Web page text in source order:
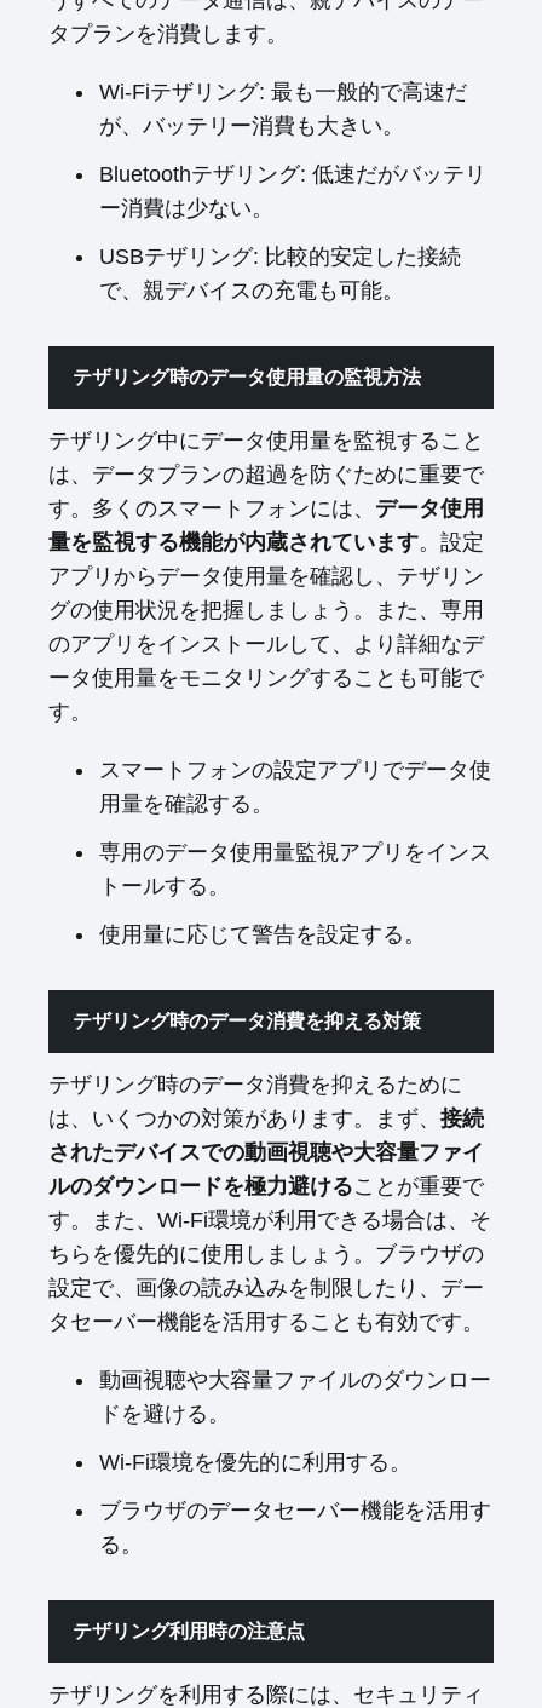
タプランを消費します。
Wi-Fiテザリング: 最も一般的で高速だ
が、バッテリー消費も大きい。
Bluetoothテザリング: 低速だがバッテリ
ー消費は少ない。
USBテザリング: 比較的安定した接続
で、親デバイスの充電も可能。
テザリング時のデータ使用量の監視方法
テザリング中にデータ使用量を監視すること
は、データプランの超過を防ぐために重要で
す。多くのスマートフォンには、 データ使用
量を監視する機能が内蔵されています。設定
アプリからデータ使用量を確認し、テザリン
グの使用状況を把握しましょう。また、専用
のアプリをインストールして、より詳細なデ
ータ使用量をモニタリングすることも可能で
す。
スマートフォンの設定アプリでデータ使
用量を確認する。
専用のデータ使用量監視アプリをインス
トールする。
使用量に応じて警告を設定する。
テザリング時のデータ消費を抑える対策
テザリング時のデータ消費を抑えるために
は、いくつかの対策があります。まず、 接続
されたデバイスでの動画視聴や大容量ファイ
ルのダウンロードを極力避けることが重要で
す。また、Wi-Fi環境が利用できる場合は、そ
ちらを優先的に使用しましょう。ブラウザの
設定で、画像の読み込みを制限したり、デー
タセーバー機能を活用することも有効です。
動画視聴や大容量ファイルのダウンロー
ドを避ける。
Wi-Fi環境を優先的に利用する。
ブラウザのデータセーバー機能を活用す
る。
テザリング利用時の注意点
テザリングを利用する際には、セキュリティ